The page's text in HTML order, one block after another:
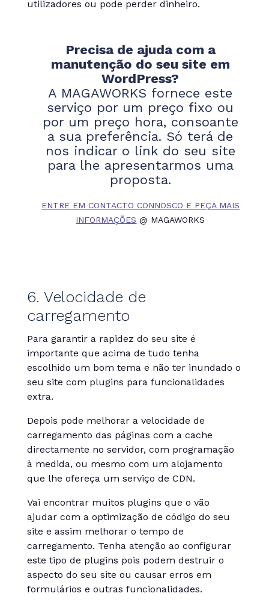
utilizadores ou pode perder dinheiro.
Precisa de ajuda com a
manutenção do seu site em
WordPress?
A MAGAWORKS fornece este
serviço por um preço fixo ou
por um preço hora, consoante
a sua preferência. Só terá de
nos indicar o link do seu site
para lhe apresentarmos uma
proposta.
ENTRE EM CONTACTO CONNOSCO E PEÇA MAIS
INFORMAÇÕES @ MAGAWORKS
6. Velocidade de
carregamento
Para garantir a rapidez do seu site é
importante que acima de tudo tenha
escolhido um bom tema e não ter inundado o
seu site com plugins para funcionalidades
extra.
Depois pode melhorar a velocidade de
carregamento das páginas com a cache
directamente no servidor, com programação
à medida, ou mesmo com um alojamento
que lhe ofereça um serviço de CDN.
Vai encontrar muitos plugins que o vão
ajudar com a optimização de código do seu
site e assim melhorar o tempo de
carregamento. Tenha atenção ao configurar
este tipo de plugins pois podem destruir o
aspecto do seu site ou causar erros em
formulários e outras funcionalidades.